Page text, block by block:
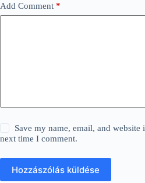
Add Comment *
Save my name, email, and website
next time I comment.
Hozzászólás küldése